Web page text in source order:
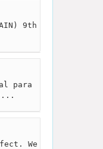
9th
para
We